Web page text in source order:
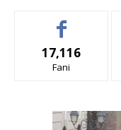
17,116
Fani